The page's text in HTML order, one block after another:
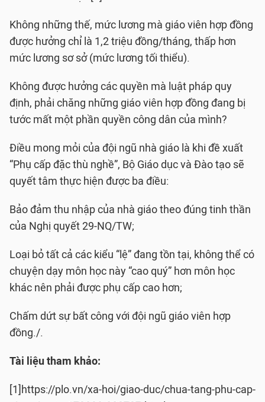
Không những thế, mức lương mà giáo viên hợp đồng
được hưởng chỉ là 1,2 triệu đồng/tháng, thấp hơn
mức lương sơ sở (mức lương tối thiểu).
Không được hưởng các quyền mà luật pháp quy
định, phải chăng những giáo viên hợp đồng đang bị
tước mất một phần quyền công dân của mình?
Điều mong mỏi của đội ngũ nhà giáo là khi đề xuất
“Phụ cấp đặc thù nghề”, Bộ Giáo dục và Đào tạo sẽ
quyết tâm thực hiện được ba điều:
Bảo đảm thu nhập của nhà giáo theo đúng tinh thần
của Nghị quyết 29-NQ/TW;
Loại bỏ tất cả các kiểu “lệ” đang tồn tại, không thể có
chuyện dạy môn học này “cao quý” hơn môn học
khác nên phải được phụ cấp cao hơn;
Chấm dứt sự bất công với đội ngũ giáo viên hợp
đồng./.
Tài liệu tham khảo:
[1]https://plo.vn/xa-hoi/giao-duc/chua-tang-phu-cap-